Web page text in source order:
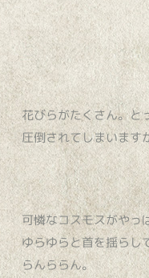
花びらがたくさん。と
圧倒されてしまいます
可憐なコスモスがやっ
ゆらゆらと首を揺らし
らんららん。